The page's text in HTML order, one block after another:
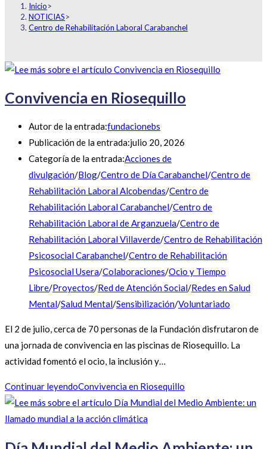
Inicio>
NOTICIAS>
Centro de Rehabilitación Laboral Carabanchel
Convivencia en Riosequillo
Autor de la entrada:fundacionebs
Publicación de la entrada:julio 20, 2026
Categoría de la entrada:Acciones de
divulgación/Blog/Centro de Día Carabanchel/Centro de
Rehabilitación Laboral Alcobendas/Centro de
Rehabilitación Laboral Carabanchel/Centro de
Rehabilitación Laboral de Arganzuela/Centro de
Rehabilitación Laboral Villaverde/Centro de Rehabilitación
Psicosocial Carabanchel/Centro de Rehabilitación
Psicosocial Usera/Colaboraciones/Ocio y Tiempo
Libre/Proyectos/Red de Atención Social/Redes en Salud
Mental/Salud Mental/Sensibilización/Voluntariado
El 2 de julio, cerca de 70 personas de la Fundación disfrutaron de
una jornada de convivencia en las piscinas de Riosequillo. La
actividad fomentó el ocio, la inclusión y…
Continuar leyendoConvivencia en Riosequillo